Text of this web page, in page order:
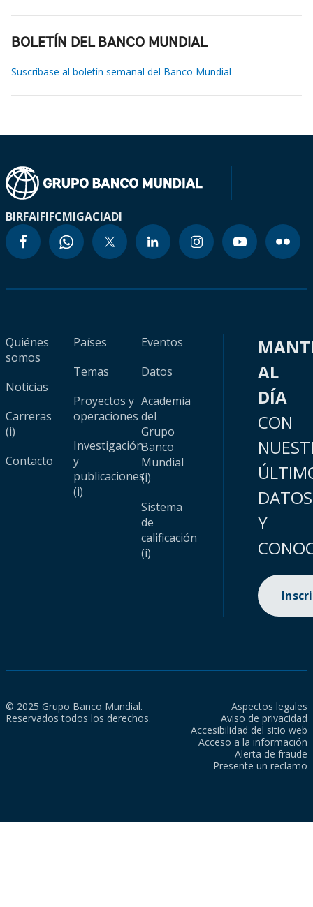
BOLETÍN DEL BANCO MUNDIAL
Suscríbase al boletín semanal del Banco Mundial
BIRFAIFIFCMIGACIADI
Quiénes
somos
Noticias
Carreras
(i)
Contacto
Países
Temas
Proyectos y
operaciones
Investigación
y
publicaciones
(i)
Eventos
Datos
Academia
del
Grupo
Banco
Mundial
(i)
Sistema
de
calificación
(i)
AL
DÍA
CON
DATOS
Y
© 2025 Grupo Banco Mundial.
Reservados todos los derechos.
Aspectos legales
Aviso de privacidad
Accesibilidad del sitio web
Acceso a la información
Alerta de fraude
Presente un reclamo